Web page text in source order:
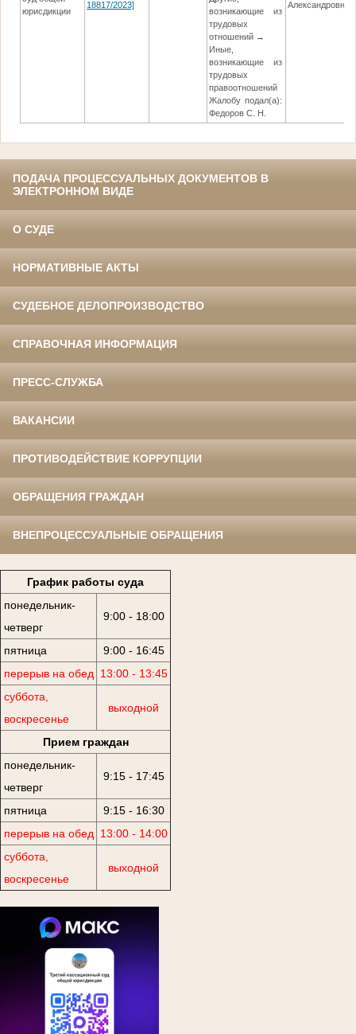
юрисдикции
18817/2023]
возникающие из
трудовых
отношений →
Иные,
возникающие из
трудовых
правоотношений
Жалобу подал(а):
Федоров С. Н.
Александровна
ПОДАЧА ПРОЦЕССУАЛЬНЫХ ДОКУМЕНТОВ В
ЭЛЕКТРОННОМ ВИДЕ
О СУДЕ
НОРМАТИВНЫЕ АКТЫ
СУДЕБНОЕ ДЕЛОПРОИЗВОДСТВО
СПРАВОЧНАЯ ИНФОРМАЦИЯ
ПРЕСС-СЛУЖБА
ВАКАНСИИ
ПРОТИВОДЕЙСТВИЕ КОРРУПЦИИ
ОБРАЩЕНИЯ ГРАЖДАН
ВНЕПРОЦЕССУАЛЬНЫЕ ОБРАЩЕНИЯ
График работы суда
понедельник-
четверг
9:00 - 18:00
пятница
9:00 - 16:45
перерыв на обед
13:00 - 13:45
суббота,
воскресенье
выходной
Прием граждан
понедельник-
четверг
9:15 - 17:45
пятница
9:15 - 16:30
перерыв на обед
13:00 - 14:00
суббота,
воскресенье
выходной